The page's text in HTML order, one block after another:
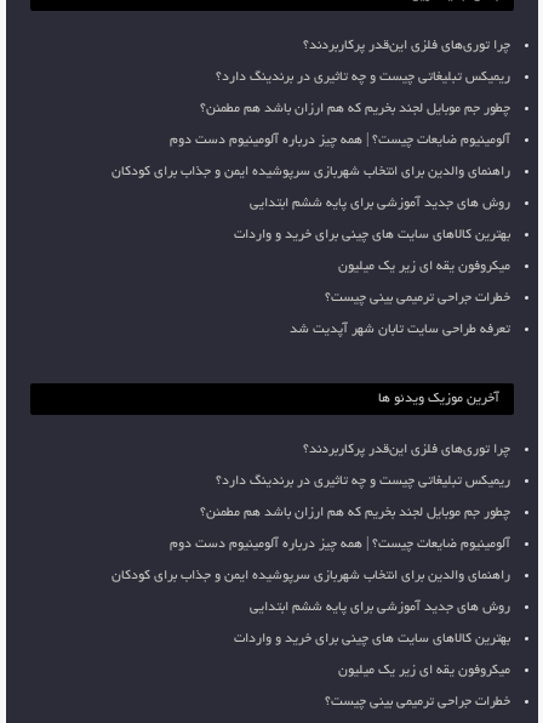
چرا توری‌های فلزی این‌قدر پرکاربردند؟
ریمیکس تبلیغاتی چیست و چه تاثیری در برندینگ دارد؟
چطور جم موبایل لجند بخریم که هم ارزان باشد هم مطمئن؟
آلومینیوم ضایعات چیست؟ | همه چیز درباره آلومینیوم دست دوم
راهنمای والدین برای انتخاب شهربازی سرپوشیده ایمن و جذاب برای کودکان
روش های جدید آموزشی برای پایه ششم ابتدایی
بهترین کالاهای سایت های چینی برای خرید و واردات
میکروفون یقه ای زیر یک میلیون
خطرات جراحی ترمیمی بینی چیست؟
تعرفه طراحی سایت تابان شهر آپدیت شد
آخرین موزیک ویدئو ها
چرا توری‌های فلزی این‌قدر پرکاربردند؟
ریمیکس تبلیغاتی چیست و چه تاثیری در برندینگ دارد؟
چطور جم موبایل لجند بخریم که هم ارزان باشد هم مطمئن؟
آلومینیوم ضایعات چیست؟ | همه چیز درباره آلومینیوم دست دوم
راهنمای والدین برای انتخاب شهربازی سرپوشیده ایمن و جذاب برای کودکان
روش های جدید آموزشی برای پایه ششم ابتدایی
بهترین کالاهای سایت های چینی برای خرید و واردات
میکروفون یقه ای زیر یک میلیون
خطرات جراحی ترمیمی بینی چیست؟